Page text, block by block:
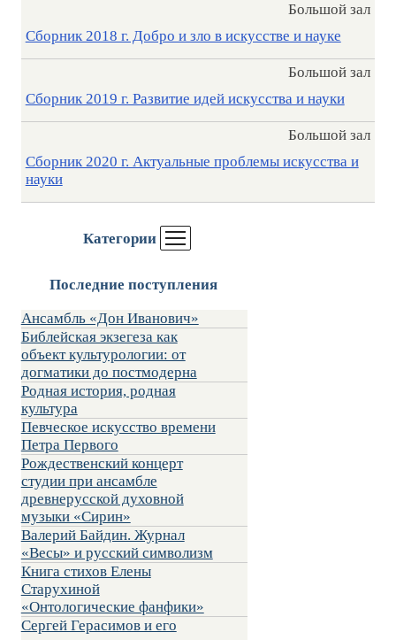
Категории
Последние поступления
Ансамбль «Дон Иванович»
Библейская экзегеза как
объект культурологии: от
догматики до постмодерна
Родная история, родная
культура
Певческое искусство времени
Петра Первого
Рождественский концерт
студии при ансамбле
древнерусской духовной
музыки «Сирин»
Валерий Байдин. Журнал
«Весы» и русский символизм
Книга стихов Елены
Старухиной
«Онтологические фанфики»
Сергей Герасимов и его
Сборник 2018 г. Добро и зло в искусстве и науке
Большой зал
Сборник 2019 г. Развитие идей искусства и науки
Большой зал
Сборник 2020 г. Актуальные проблемы искусства и
науки
Большой зал